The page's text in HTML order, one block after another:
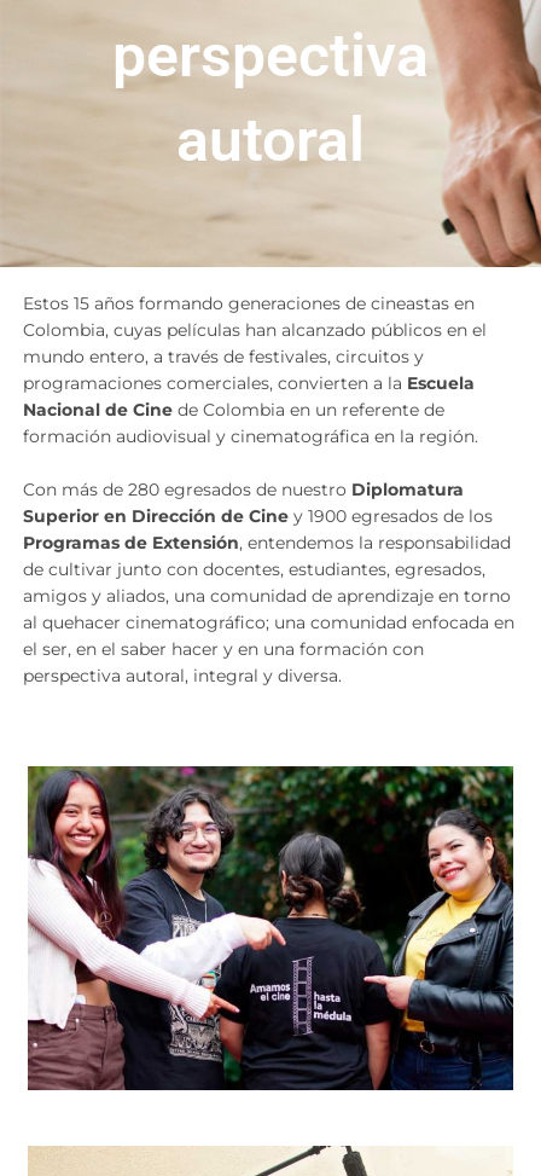
perspectiva
autoral
Estos 15 años formando generaciones de cineastas en
Colombia, cuyas películas han alcanzado públicos en el
mundo entero, a través de festivales, circuitos y
programaciones comerciales, convierten a la Escuela
Nacional de Cine de Colombia en un referente de
formación audiovisual y cinematográfica en la región.
Con más de 280 egresados de nuestro Diplomatura
Superior en Dirección de Cine y 1900 egresados de los
Programas de Extensión, entendemos la responsabilidad
de cultivar junto con docentes, estudiantes, egresados,
amigos y aliados, una comunidad de aprendizaje en torno
al quehacer cinematográfico; una comunidad enfocada en
el ser, en el saber hacer y en una formación con
perspectiva autoral, integral y diversa.